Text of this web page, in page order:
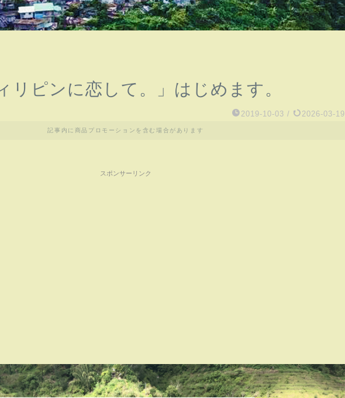
リピンに恋して。」はじめます。
2019-10-03 / 2026-03-19
記事内に商品プロモーションを含む場合があります
スポンサーリンク